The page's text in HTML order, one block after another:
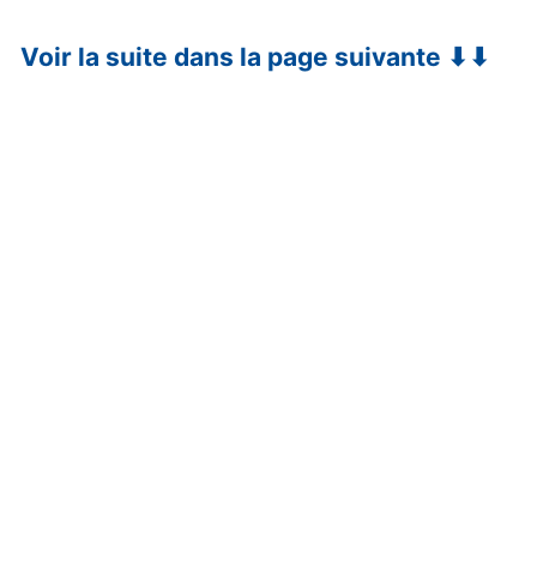
Voir la suite dans la page suivante ⬇⬇